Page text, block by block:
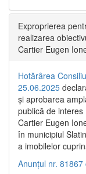
Exproprierea
realizarea
Cartier Eugen
Hotărârea
25.06.2025
și aprobarea
publică de interes
Cartier Eugen
în municipiul
a imobilelor
Anunțul nr.